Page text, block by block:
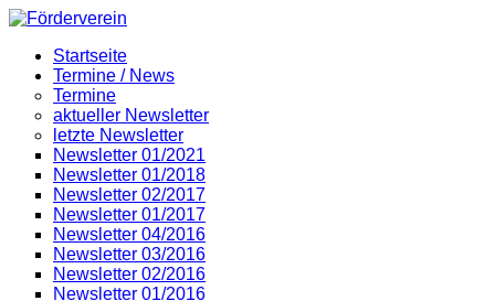
Startseite
Termine / News
Termine
aktueller Newsletter
letzte Newsletter
Newsletter 01/2021
Newsletter 01/2018
Newsletter 02/2017
Newsletter 01/2017
Newsletter 04/2016
Newsletter 03/2016
Newsletter 02/2016
Newsletter 01/2016